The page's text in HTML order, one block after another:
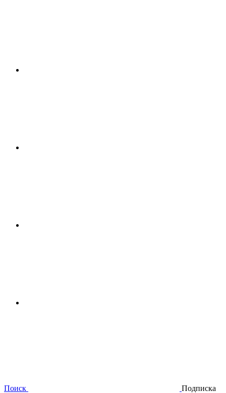
Поиск Подписка